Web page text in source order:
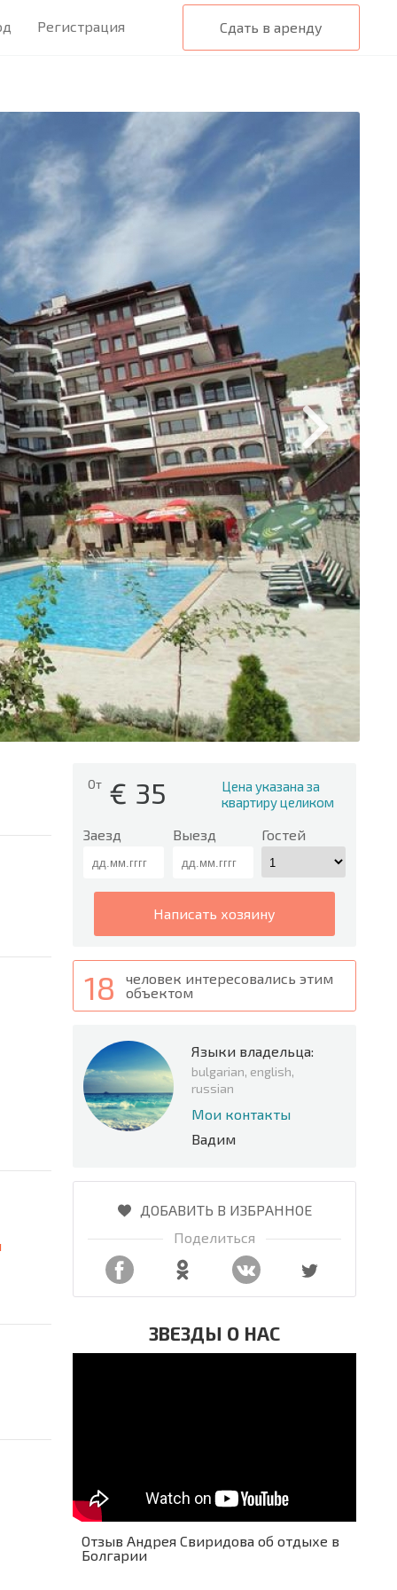
Сдать в аренду
Регистрация
От € 35
Цена указана за
квартиру целиком
Заезд Выезд Гостей
написать хозяину
18
человек интересовались этим
объектом
Языки владельца:
bulgarian, english,
russian
Мои контакты
Вадим
ДОБАВИТЬ В ИЗБРАННОЕ
Поделиться
ЗВЕЗДЫ О НАС
Отзыв Андрея Свиридова об отдыхе в
Болгарии